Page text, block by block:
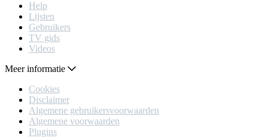
Help
Lijsten
Gebruikers
TV gids
Videos
Meer informatie
Cookies
Disclaimer
Algemene gebruikersvoorwaarden
Algemene voorwaarden
Plugins